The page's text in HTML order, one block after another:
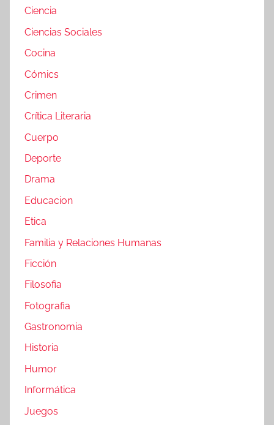
Ciencia
Ciencias Sociales
Cocina
Cómics
Crimen
Crítica Literaria
Cuerpo
Deporte
Drama
Educacion
Etica
Familia y Relaciones Humanas
Ficción
Filosofia
Fotografia
Gastronomia
Historia
Humor
Informática
Juegos